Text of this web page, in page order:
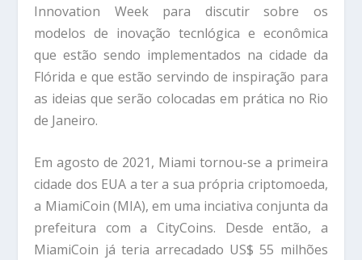
Innovation Week para discutir sobre os
modelos de inovação tecnlógica e econômica
que estão sendo implementados na cidade da
Flórida e que estão servindo de inspiração para
as ideias que serão colocadas em prática no Rio
de Janeiro.
Em agosto de 2021, Miami tornou-se a primeira
cidade dos EUA a ter a sua própria criptomoeda,
a MiamiCoin (MIA), em uma inciativa conjunta da
prefeitura com a CityCoins. Desde então, a
MiamiCoin já teria arrecadado US$ 55 milhões